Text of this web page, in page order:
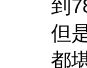
到
但
都